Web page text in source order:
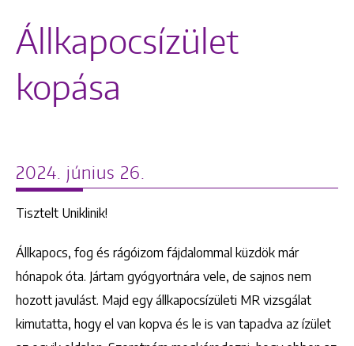
Állkapocsízület
kopása
2024. június 26.
Tisztelt Uniklinik!
Állkapocs, fog és rágóizom fájdalommal küzdök már
hónapok óta. Jártam gyógyortnára vele, de sajnos nem
hozott javulást. Majd egy állkapocsízületi MR vizsgálat
kimutatta, hogy el van kopva és le is van tapadva az ízület